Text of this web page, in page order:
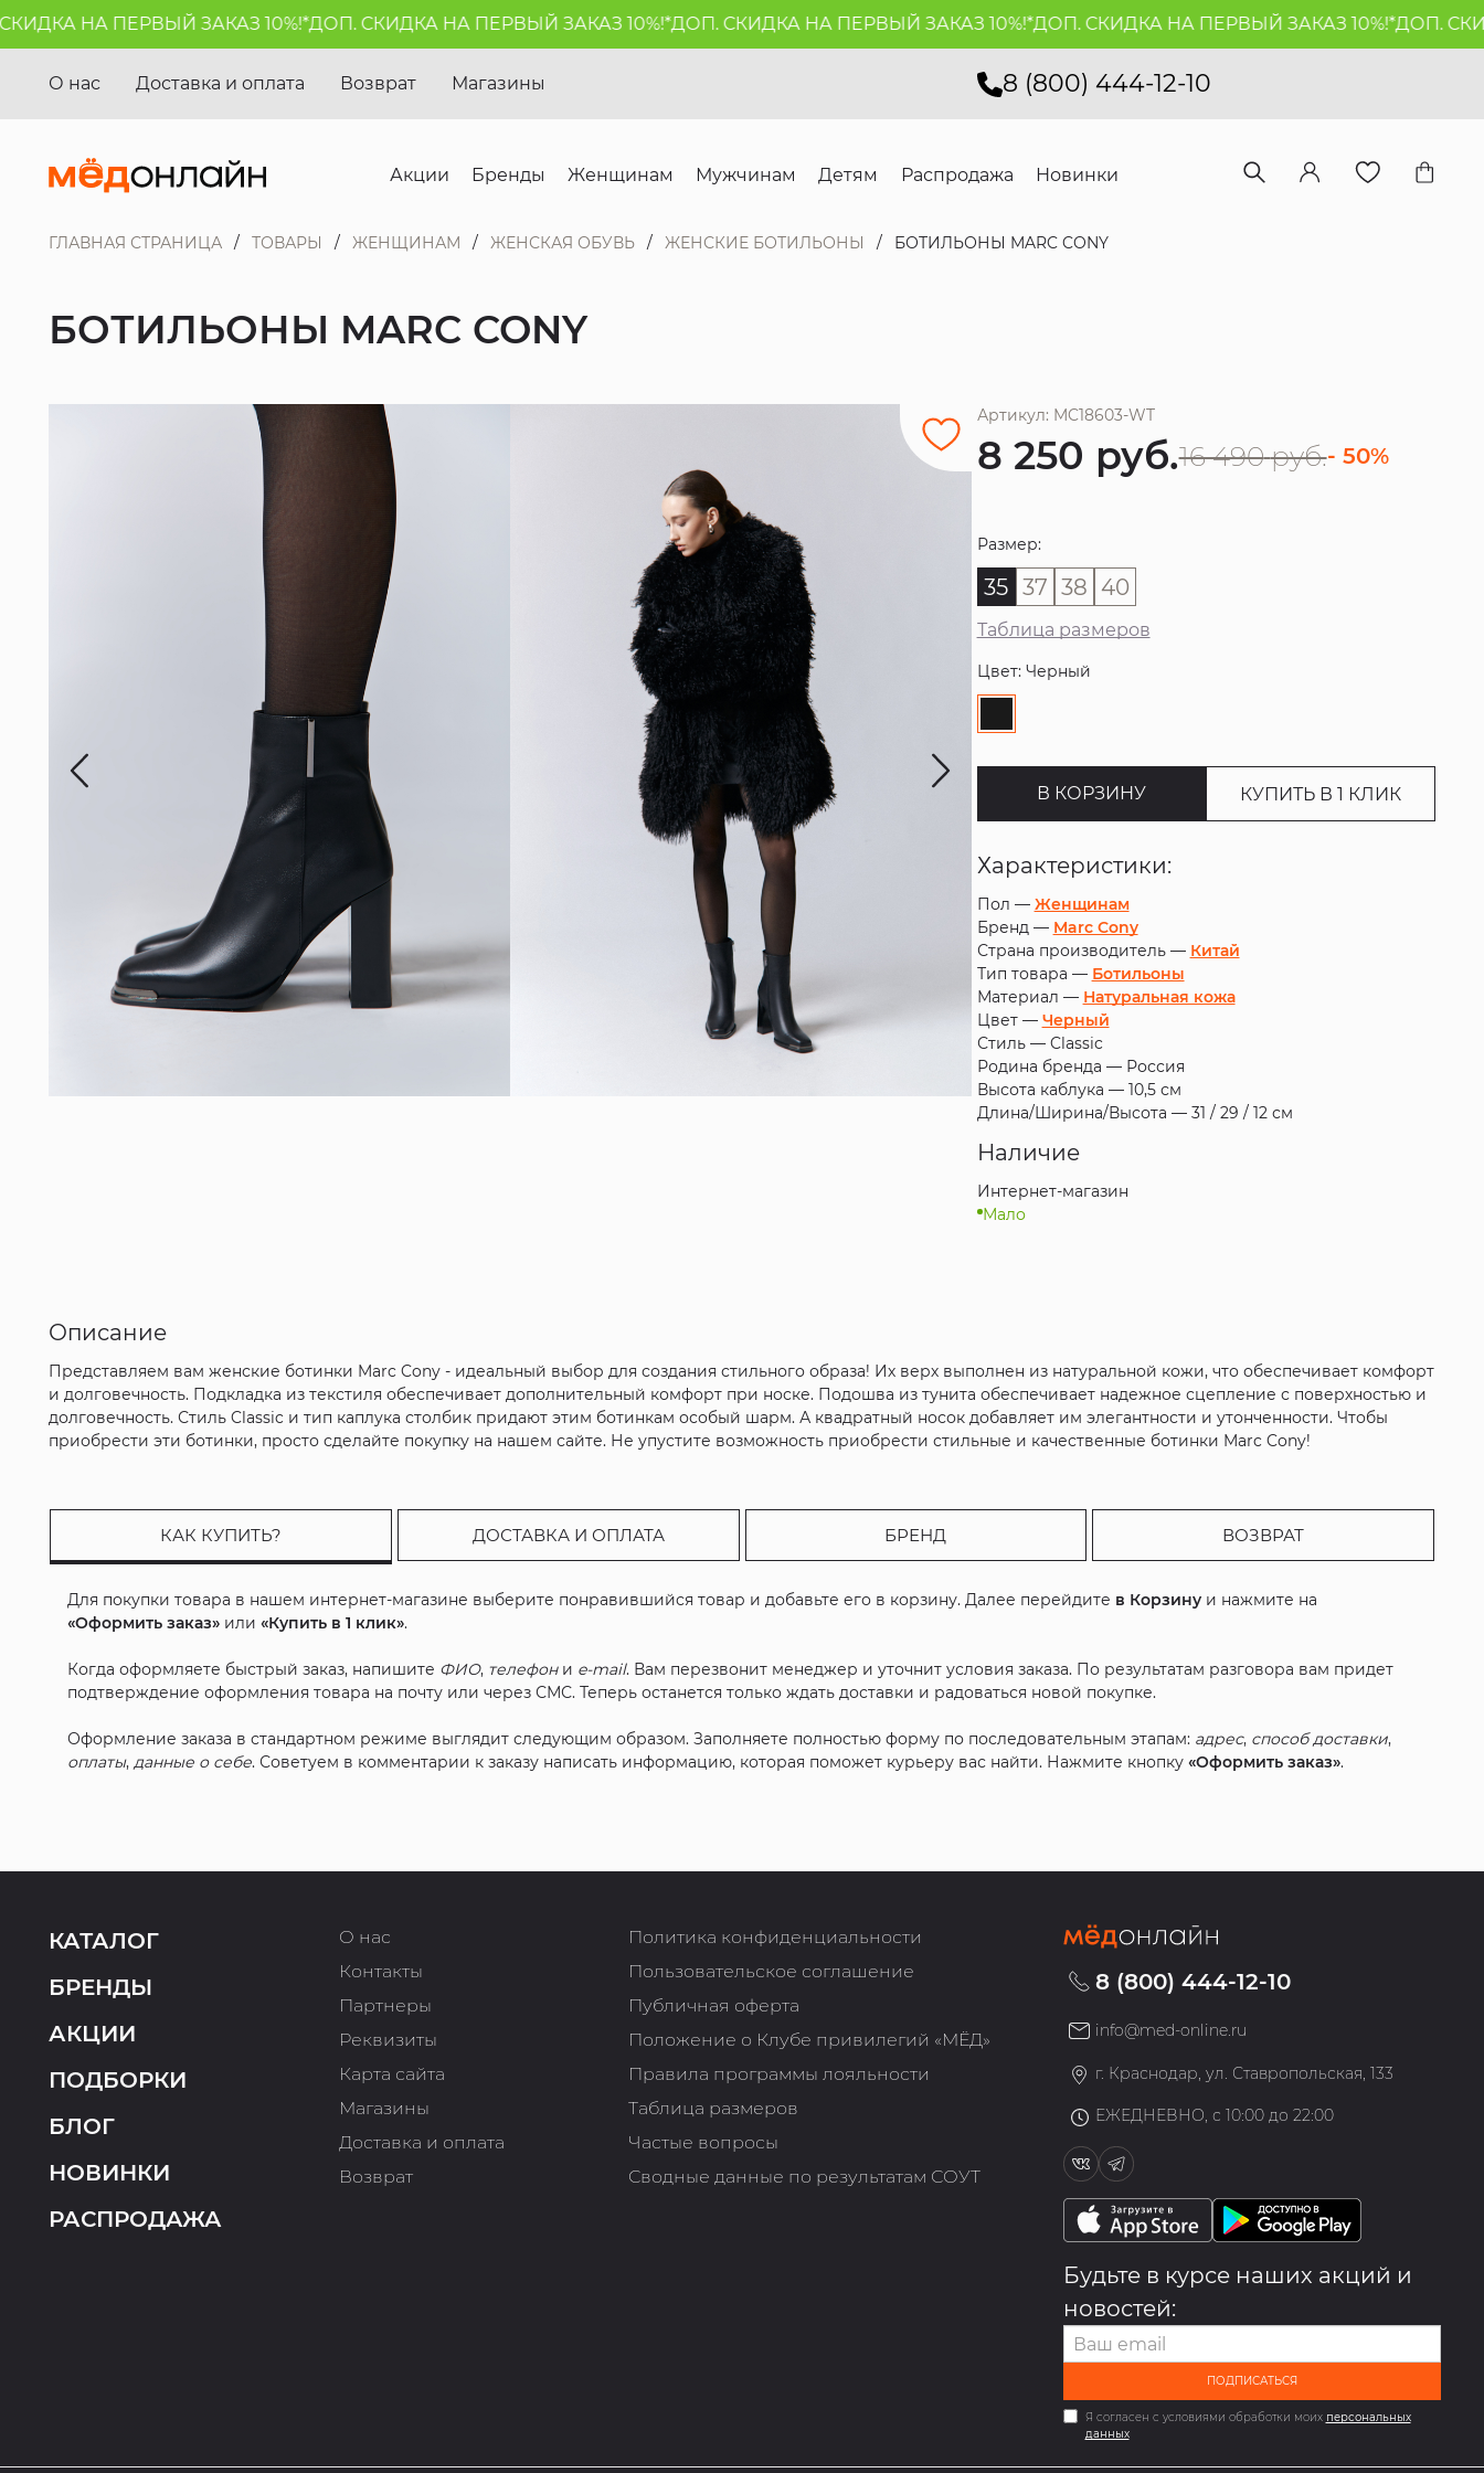
НА ПЕРВЫЙ ЗАКАЗ 10%!*ДОП. СКИДКА НА ПЕРВЫЙ ЗАКАЗ 10%!*ДОП. СКИДКА НА ПЕРВЫЙ ЗАКАЗ 10%!*ДОП. СКИДКА НА ПЕРВЫЙ ЗАКАЗ 10%!*ДОП.
8 (800) 444-12-10
О нас Доставка и оплата Возврат Магазины
Акции Бренды Женщинам Мужчинам Детям Распродажа Новинки
ГЛАВНАЯ СТРАНИЦА ТОВАРЫ ЖЕНЩИНАМ ЖЕНСКАЯ ОБУВЬ ЖЕНСКИЕ БОТИЛЬОНЫ БОТИЛЬОНЫ MARC CONY
БОТИЛЬОНЫ MARC CONY
Артикул: MC18603-WT
8 250 руб.16 490 руб.- 50%
Размер:
35 37 38 40
Таблица размеров
Цвет: Черный
В КОРЗИНУ КУПИТЬ В 1 КЛИК
Характеристики:
Пол — Женщинам
Бренд — Marc Cony
Страна производитель — Китай
Тип товара — Ботильоны
Материал — Натуральная кожа
Цвет — Черный
Стиль — Classic
Родина бренда — Россия
Высота каблука — 10,5 см
Длина/Ширина/Высота — 31 / 29 / 12 см
Наличие
Интернет-магазин
Мало
Описание
Представляем вам женские ботинки Marc Cony - идеальный выбор для создания стильного образа! Их верх выполнен из натуральной кожи, что обеспечивает комфорт
и долговечность. Подкладка из текстиля обеспечивает дополнительный комфорт при носке. Подошва из тунита обеспечивает надежное сцепление с поверхностью и
долговечность. Стиль Classic и тип каплука столбик придают этим ботинкам особый шарм. А квадратный носок добавляет им элегантности и утонченности. Чтобы
приобрести эти ботинки, просто сделайте покупку на нашем сайте. Не упустите возможность приобрести стильные и качественные ботинки Marc Cony!
КАК КУПИТЬ? ДОСТАВКА И ОПЛАТА БРЕНД ВОЗВРАТ
Для покупки товара в нашем интернет-магазине выберите понравившийся товар и добавьте его в корзину. Далее перейдите в Корзину и нажмите на
«Оформить заказ» или«Купить в 1 клик».
Когда оформляете быстрый заказ, напишите ФИО, телефони e-mail. Вам перезвонит менеджер и уточнит условия заказа. По результатам разговора вам придет
подтверждение оформления товара на почту или через СМС. Теперь останется только ждать доставки и радоваться новой покупке.
Оформление заказа в стандартном режиме выглядит следующим образом. Заполняете полностью форму по последовательным этапам: адрес, способ доставки,
оплаты,данные о себе. Советуем в комментарии к заказу написать информацию, которая поможет курьеру вас найти. Нажмите кнопку«Оформить заказ».
КАТАЛОГ
БРЕНДЫ
АКЦИИ
ПОДБОРКИ
БЛОГ
НОВИНКИ
РАСПРОДАЖА
О нас
Контакты
Партнеры
Реквизиты
Карта сайта
Магазины
Доставка и оплата
Возврат
Политика конфиденциальности
Пользовательское соглашение
Публичная оферта
Положение о Клубе привилегий «МЁД»
Правила программы лояльности
Таблица размеров
Частые вопросы
Сводные данные по результатам СОУТ
8 (800) 444-12-10
info@med-online.ru
г. Краснодар, ул. Ставропольская, 133
ЕЖЕДНЕВНО, с 10:00 до 22:00
Будьте в курсе наших акций и
новостей:
ПОДПИСАТЬСЯ
Я согласен с условиями обработки моих персональных
данных